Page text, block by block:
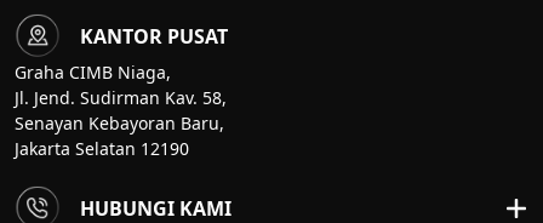
KANTOR PUSAT
Graha CIMB Niaga,
Jl. Jend. Sudirman Kav. 58,
Senayan Kebayoran Baru,
Jakarta Selatan 12190
HUBUNGI KAMI